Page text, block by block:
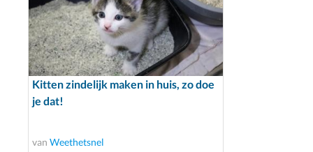
Kitten zindelijk maken in huis, zo doe
je dat!
van Weethetsnel